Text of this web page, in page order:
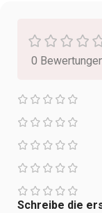
0
Schreibe die